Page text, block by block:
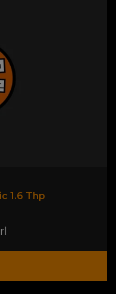
1.6 Thp